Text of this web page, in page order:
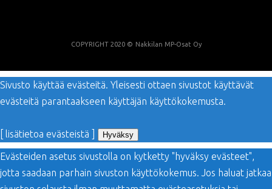
COPYRIGHT 2020 © Nakkilan MP-Osat Oy
Sivusto käyttää evästeitä. Yleisesti ottaen sivustot käyttävät
evästeitä parantaakseen käyttäjän käyttökokemusta.
[ lisätietoa evästeistä ] Hyväksy
Evästeiden asetus sivustolla on kytketty "hyväksy evästeet",
jotta saadaan parhain sivuston käyttökokemus. Jos haluat jatkaa